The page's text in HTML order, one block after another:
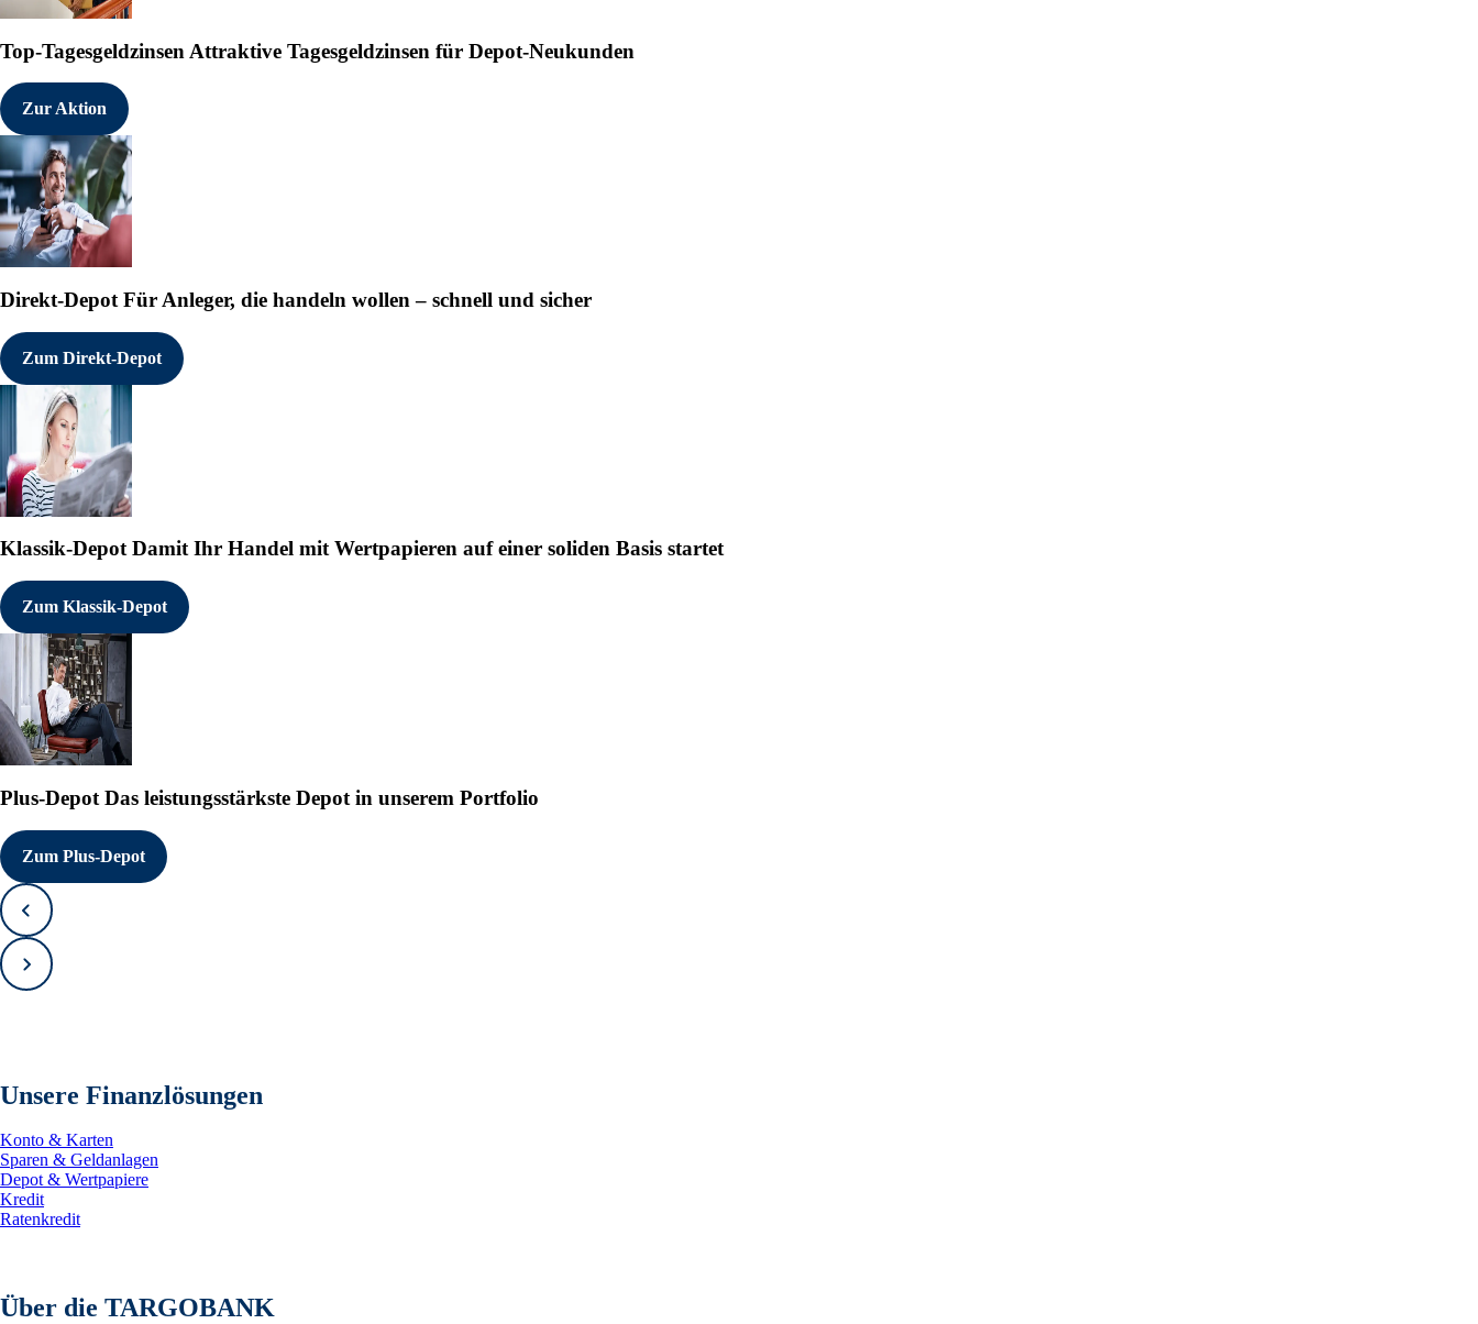
Top-Tagesgeldzinsen Attraktive Tagesgeldzinsen für Depot-Neukunden
Zur Aktion
Direkt-Depot Für Anleger, die handeln wollen – schnell und sicher
Zum Direkt-Depot
Klassik-DepotDamit Ihr Handel mit Wertpapieren auf einer soliden Basis startet
Zum Klassik-Depot
Plus-Depot Das leistungsstärkste Depot in unserem Portfolio
Zum Plus-Depot
Zurück
Vorwärts
Unsere Finanzlösungen
Konto & Karten
Sparen & Geldanlagen
Depot & Wertpapiere
Kredit
Ratenkredit
Über die TARGOBANK